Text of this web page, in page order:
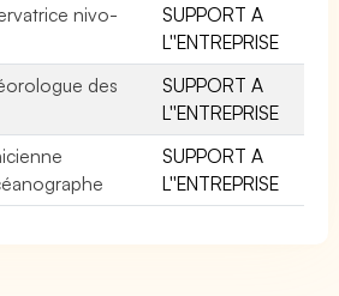
nivo-
SUPPORT A
L''ENTREPRISE
des
SUPPORT A
L''ENTREPRISE
SUPPORT A
L''ENTREPRISE